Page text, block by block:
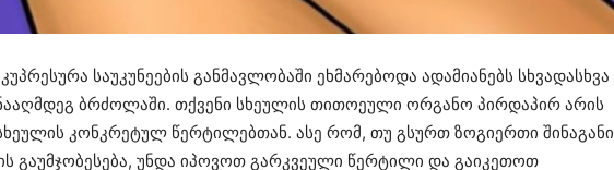
საუკუნეების განმავლობაში ეხმარებოდა ადამიანებს სხვადასხვა
ბრძოლაში. თქვენი სხეულის თითოეული ორგანო პირდაპირ არის
კონკრეტულ წერტილებთან. ასე რომ, თუ გსურთ ზოგიერთი შინაგანი
გაუმჯობესება, უნდა იპოვოთ გარკვეული წერტილი და გაიკეთოთ